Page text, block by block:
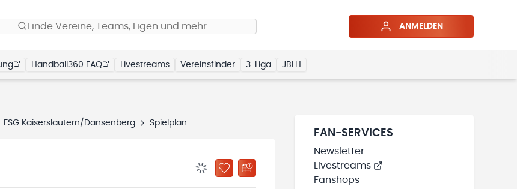
Finde Vereine, Teams, Ligen und mehr… ANMELDEN
Handball360 FAQ Livestreams Vereinsfinder 3. Liga JBLH
FSG Kaiserslautern/Dansenberg Spielplan
BENACHRICHTIGUNGSSTATUS WIRD GELADEN
ZU „MEINE TEAMS“ HINZUFÜGEN
FAN-SERVICES
Newsletter
Livestreams
Fanshops